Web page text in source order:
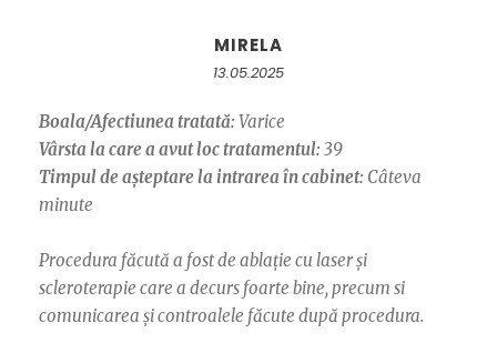
MIRELA
13.05.2025
Boala/Afectiunea tratată: Varice
Vârsta la care a avut loc tratamentul: 39
Timpul de așteptare la intrarea în cabinet: Câteva
minute
Procedura făcută a fost de ablație cu laser și
scleroterapie care a decurs foarte bine, precum si
comunicarea și controalele făcute după procedura.